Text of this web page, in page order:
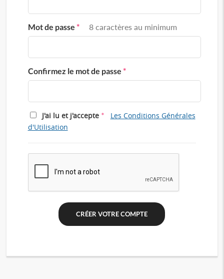
Mot de passe * 8 caractères au minimum
Confirmez le mot de passe *
J'ai lu et j'accepte *
Les Conditions Générales
d'Utilisation